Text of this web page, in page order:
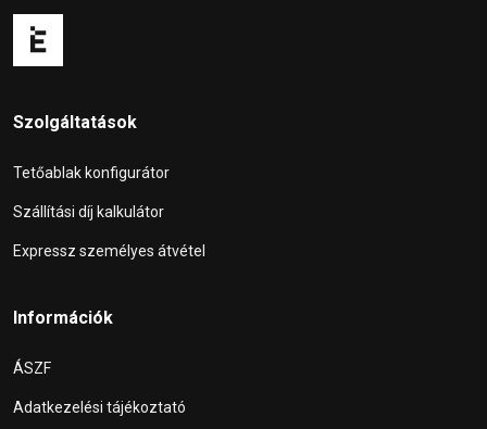
Szolgáltatások
Tetőablak konfigurátor
Szállítási díj kalkulátor
Expressz személyes átvétel
Információk
ÁSZF
Adatkezelési tájékoztató